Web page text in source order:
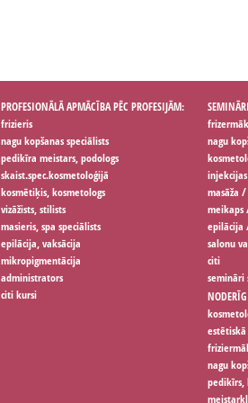
PROFESIONĀLĀ APMĀCĪBA PĒC PROFESIJĀM:
frizieris
nagu kopšanas speciālists
pedikīra meistars, podologs
skaist.spec.kosmetoloģijā
kosmētiķis, kosmetologs
vizāžists, stilists
masieris, spa speciālists
epilācija, vaksācija
mikropigmentācija
administrators
citi kursi
nagu
masāža
meikaps
epilācija
salonu
citi
semināri
nagu
pedikīrs,